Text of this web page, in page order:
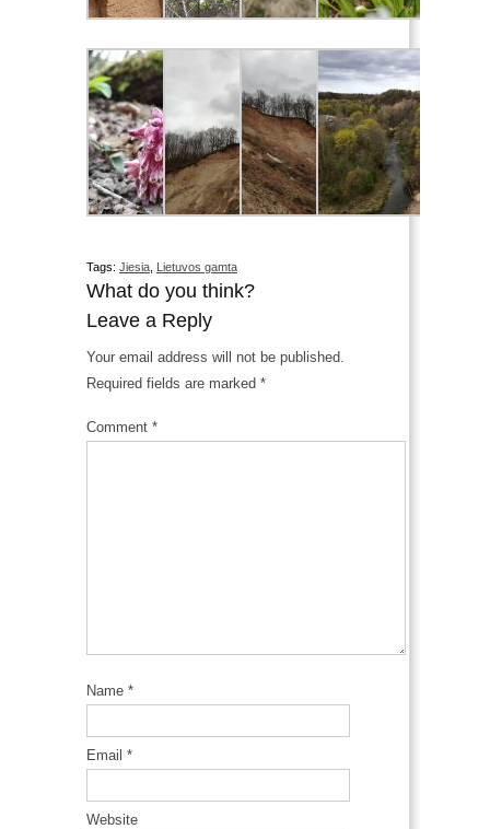
Tags: Jiesia Lietuvos gamta
What do you think?
Leave a Reply
Your email address will not be published.
Required fields are marked *
Comment *
Name *
Email *
Website